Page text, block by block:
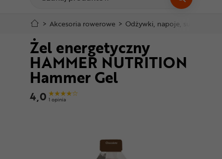
Szczegółowe informacje
Stopka
Mapa strony
Odzież
Kaski
Buty
Warsztat
> Akcesoria rowerowe > Odżywki, napoje, suplementy
Żel energetyczny
HAMMER NUTRITION
Hammer Gel
4,0 1 opinia